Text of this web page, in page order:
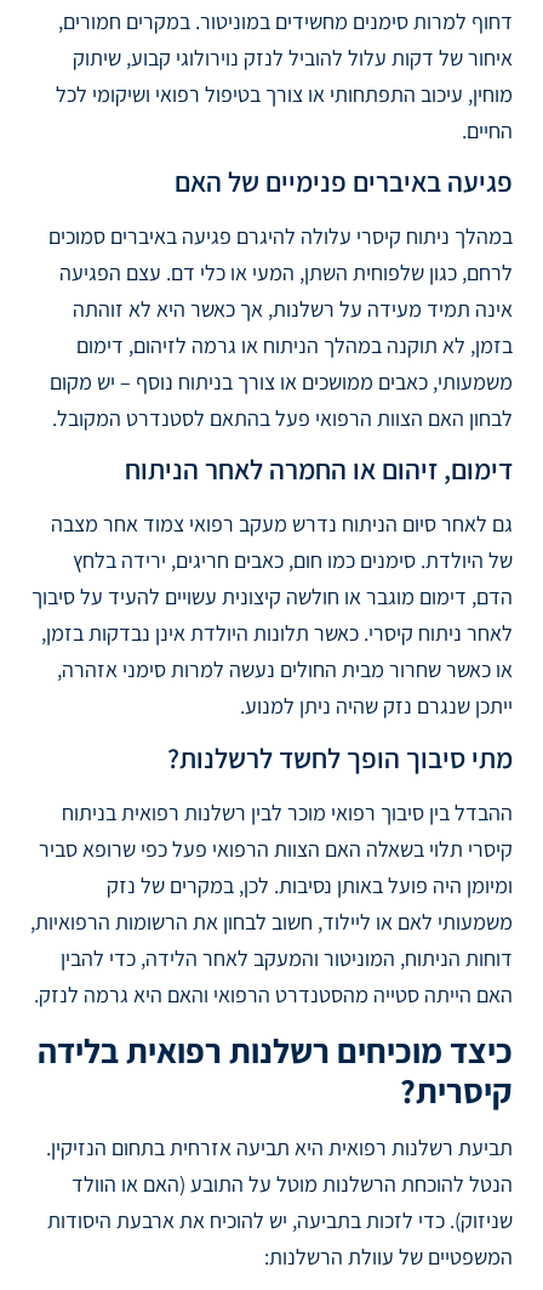
דחוף למרות סימנים מחשידים במוניטור. במקרים חמורים,
איחור של דקות עלול להוביל לנזק נוירולוגי קבוע, שיתוק
מוחין, עיכוב התפתחותי או צורך בטיפול רפואי ושיקומי לכל
החיים.
פגיעה באיברים פנימיים של האם
במהלך ניתוח קיסרי עלולה להיגרם פגיעה באיברים סמוכים
לרחם, כגון שלפוחית השתן, המעי או כלי דם. עצם הפגיעה
אינה תמיד מעידה על רשלנות, אך כאשר היא לא זוהתה
בזמן, לא תוקנה במהלך הניתוח או גרמה לזיהום, דימום
משמעותי, כאבים ממושכים או צורך בניתוח נוסף – יש מקום
לבחון האם הצוות הרפואי פעל בהתאם לסטנדרט המקובל.
דימום, זיהום או החמרה לאחר הניתוח
גם לאחר סיום הניתוח נדרש מעקב רפואי צמוד אחר מצבה
של היולדת. סימנים כמו חום, כאבים חריגים, ירידה בלחץ
הדם, דימום מוגבר או חולשה קיצונית עשויים להעיד על סיבוך
לאחר ניתוח קיסרי. כאשר תלונות היולדת אינן נבדקות בזמן,
או כאשר שחרור מבית החולים נעשה למרות סימני אזהרה,
ייתכן שנגרם נזק שהיה ניתן למנוע.
מתי סיבוך הופך לחשד לרשלנות?
ההבדל בין סיבוך רפואי מוכר לבין רשלנות רפואית בניתוח
קיסרי תלוי בשאלה האם הצוות הרפואי פעל כפי שרופא סביר
ומיומן היה פועל באותן נסיבות. לכן, במקרים של נזק
משמעותי לאם או ליילוד, חשוב לבחון את הרשומות הרפואיות,
דוחות הניתוח, המוניטור והמעקב לאחר הלידה, כדי להבין
האם הייתה סטייה מהסטנדרט הרפואי והאם היא גרמה לנזק.
כיצד מוכיחים רשלנות רפואית בלידה
קיסרית?
תביעת רשלנות רפואית היא תביעה אזרחית בתחום הנזיקין.
הנטל להוכחת הרשלנות מוטל על התובע (האם או הוולד
שניזוק). כדי לזכות בתביעה, יש להוכיח את ארבעת היסודות
המשפטיים של עוולת הרשלנות: